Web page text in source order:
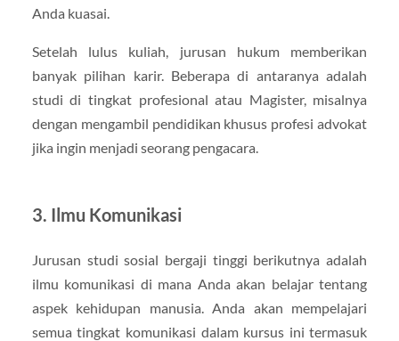
Anda kuasai.
Setelah lulus kuliah, jurusan hukum memberikan
banyak pilihan karir. Beberapa di antaranya adalah
studi di tingkat profesional atau Magister, misalnya
dengan mengambil pendidikan khusus profesi advokat
jika ingin menjadi seorang pengacara.
3. Ilmu Komunikasi
Jurusan studi sosial bergaji tinggi berikutnya adalah
ilmu komunikasi di mana Anda akan belajar tentang
aspek kehidupan manusia. Anda akan mempelajari
semua tingkat komunikasi dalam kursus ini termasuk